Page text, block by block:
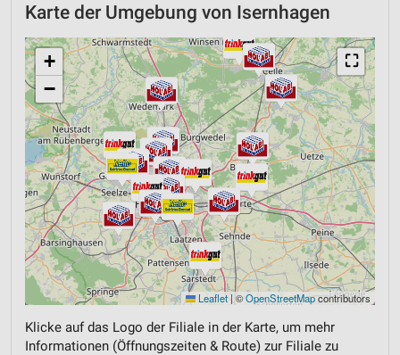
Karte der Umgebung von Isernhagen
⛶
+
−
Leaflet| ©OpenStreetMapcontributors
Klicke auf das Logo der Filiale in der Karte, um mehr
Informationen (Öffnungszeiten & Route) zur Filiale zu